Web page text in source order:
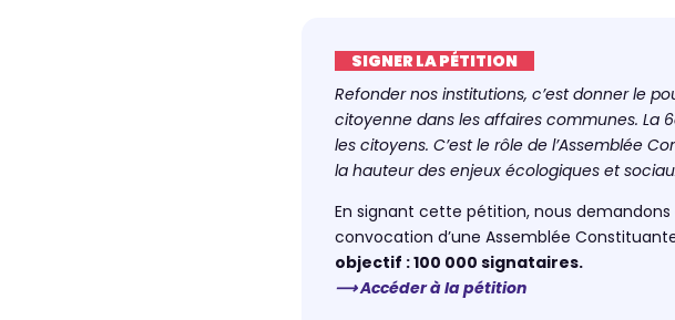
SIGNER LA PÉTITION
Refonder nos institutions, c’est donner le
citoyenne dans les affaires communes. La
les citoyens. C’est le rôle de l’Assemblée
la hauteur des enjeux écologiques et
En signant cette pétition, nous
convocation d’une Assemblée
objectif : 100 000 signataires.
⟶ Accéder à la pétition